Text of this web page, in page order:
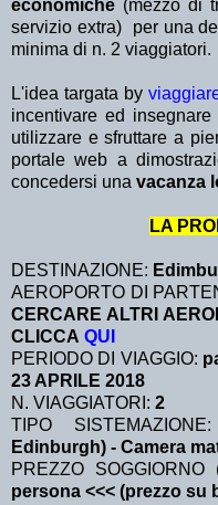
economiche (mezzo di
servizio extra)
per una
minima di n. 2 viaggiatori.
L'idea targata by
incentivare ed
utilizzare e sfruttare a
portale web a
concedersi una vacanza
LA
DESTINAZIONE:
AEROPORTO DI
CERCARE ALTRI
CLICCA QUI
PERIODO DI VIAGGIO:
23 APRILE 2018
N. VIAGGIATORI: 2
TIPO
Edinburgh) - Camera
PREZZO
persona <<< (prezzo su